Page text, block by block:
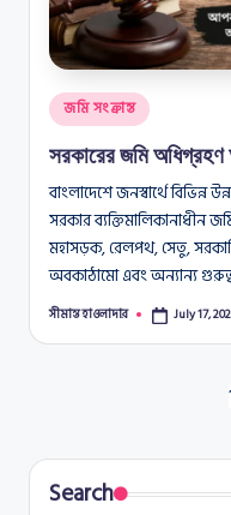
Posted
in
জমি সংক্রান্ত
সরকারের জমি
বাংলাদেশে জনস্বার্থে বিভিন্ন
সরকার ব্যক্তিমালিকানাধীন
মহাসড়ক, রেলপথ, সেতু, সরকারি
অবকাঠামো এবং অন্যান্য
Posted
সীমান্ত হাওলাদার July 17,
pagination
Search